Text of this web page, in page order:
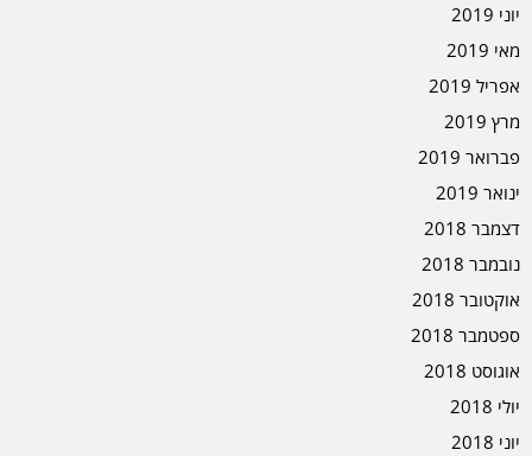
יוני 2019
מאי 2019
אפריל 2019
מרץ 2019
פברואר 2019
ינואר 2019
דצמבר 2018
נובמבר 2018
אוקטובר 2018
ספטמבר 2018
אוגוסט 2018
יולי 2018
יוני 2018